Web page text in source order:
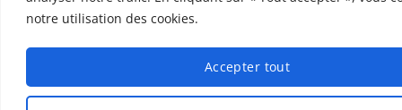
notre utilisation des cookies.
Accepter tout